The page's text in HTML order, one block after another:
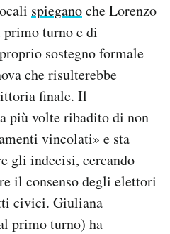
spieganoche Lorenzo
turno e di
sostegno formale
che risulterebbe
finale. Il
più volte ribadito di non
vincolati» e sta
gli indecisi, cercando
il consenso degli elettori
civici. Giuliana
primo turno) ha